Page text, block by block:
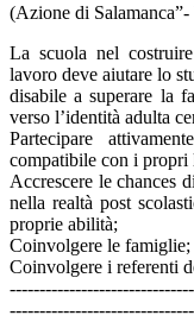
(Azione di
La scuola nel
lavoro deve aiutare lo
disabile a superare la
verso l’identità adulta
Partecipare
compatibile con i propri
Accrescere le chances
nella realtà post
proprie abilità;
Coinvolgere le famiglie;
Coinvolgere i referenti